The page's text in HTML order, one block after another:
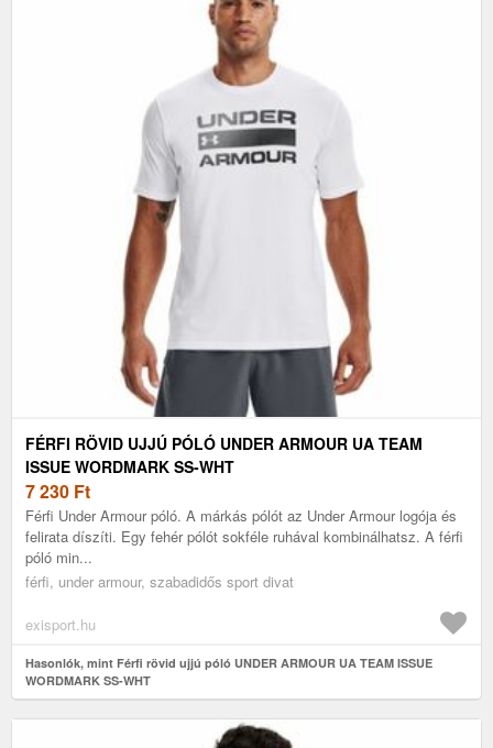
FÉRFI RÖVID UJJÚ PÓLÓ UNDER ARMOUR UA TEAM
ISSUE WORDMARK SS-WHT
7 230 Ft
Férfi Under Armour póló. A márkás pólót az Under Armour logója és
felirata díszíti. Egy fehér pólót sokféle ruhával kombinálhatsz. A férfi
póló min...
férfi, under armour, szabadidős sport divat
exisport.hu
Hasonlók, mint Férfi rövid ujjú póló UNDER ARMOUR UA TEAM ISSUE
WORDMARK SS-WHT